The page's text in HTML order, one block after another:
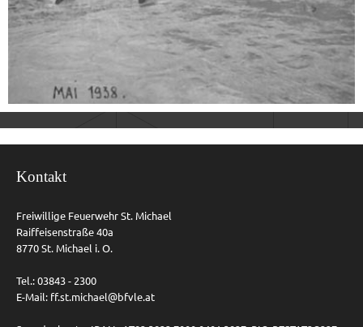
Kontakt
Freiwillige Feuerwehr St. Michael
Raiffeisenstraße 40a
8770 St. Michael i. O.
Tel.: 03843 - 2300
E-Mail: ff.st.michael@bfvle.at